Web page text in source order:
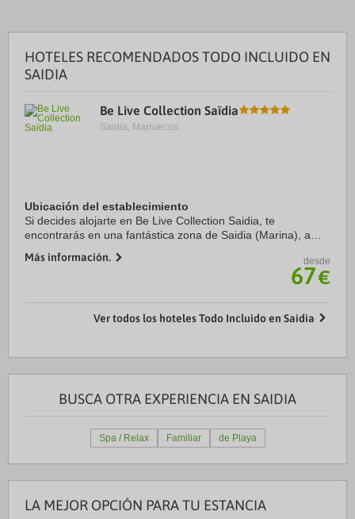
HOTELES RECOMENDADOS TODO INCLUIDO EN
SAIDIA
Be Live Collection Saïdia
Saidia, Marruecos.
Ubicación del establecimiento
Si decides alojarte en Be Live Collection Saidia, te
encontrarás en una fantástica zona de Saidia (Marina), a
Parc. Además, este hotel con todo ...
Más información. desde
67€
Ver todos los hoteles Todo Incluido en Saidia
BUSCA OTRA EXPERIENCIA EN SAIDIA
Spa / Relax Familiar de Playa
LA MEJOR OPCIÓN PARA TU ESTANCIA